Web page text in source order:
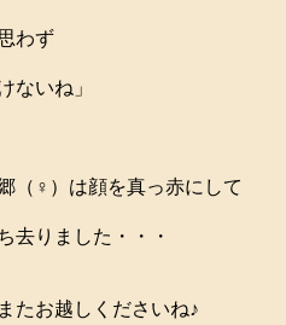
わず
ないね」
（♀）は顔を真っ赤にして
去りました・・・
たお越しくださいね♪